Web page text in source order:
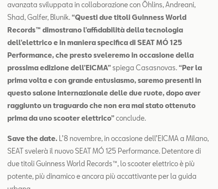
avanzata sviluppata in collaborazione con Öhlins, Andreani,
Shad, Galfer, Blunik. “Questi due titoli Guinness World
Records™ dimostrano l’affidabilità della tecnologia
dell’elettrico e in maniera specifica di SEAT MÓ 125
Performance, che presto sveleremo in occasione della
prossima edizione dell’EICMA”spiega Casasnovas. “Per la
prima volta e con grande entusiasmo, saremo presenti in
questo salone internazionale delle due ruote, dopo aver
raggiunto un traguardo che non era mai stato ottenuto
prima da uno scooter elettrico”conclude.
Save the date. L’8 novembre, in occasione dell’EICMA a Milano,
SEAT svelerà il nuovo SEAT MÓ 125 Performance. Detentore di
due titoli Guinness World Records™, lo scooter elettrico è più
potente, più dinamico e ancora più accattivante per la guida